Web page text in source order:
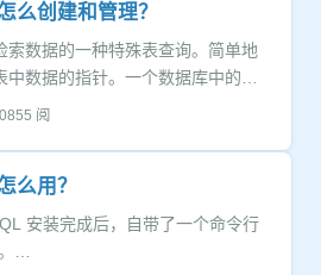
么创建和管理？
索数据的一种特殊表查询。简单地
数据的指针。一个数据库中的索
是非常相似的。…
55 阅
么用？
安装完成后，自带了一个命令行
…